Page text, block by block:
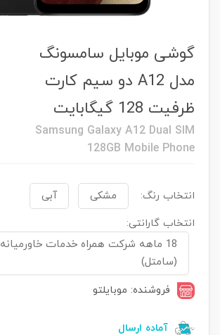
گوشی موبایل سامسونگ
مدل A12 دو سیم کارت
ظرفیت 128 گیگابایت
Samsung Galaxy A12 Dual SIM
128GB Mobile Phone
انتخاب رنگ: مشکی
آبی
انتخاب گارانتی:
18 ماهه شرکت همراه خدمات خاورمیانه
(سامتل)
فروشنده: موبایلتو
آماده ارسال